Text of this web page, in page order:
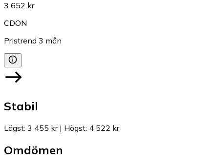
3 652 kr
CDON
Pristrend 3 mån
Stabil
Lägst: 3 455 kr| Högst: 4 522 kr
Omdömen